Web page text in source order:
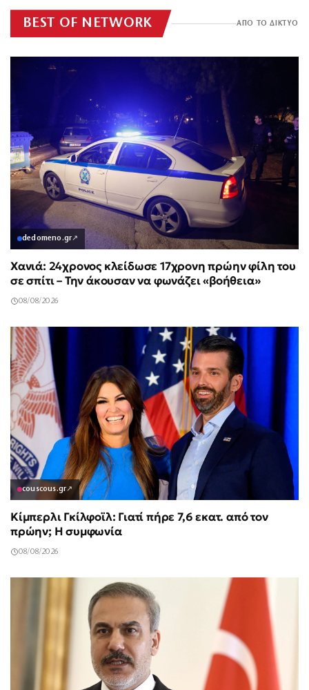
BEST OF NETWORK ΑΠΟ ΤΟ ΔΙΚΤΥΟ
dedomeno.gr↗
Χανιά: 24χρονος κλείδωσε 17χρονη πρώην φίλη του
σε σπίτι – Την άκουσαν να φωνάζει «βοήθεια»
08/08/2026
couscous.gr↗
Κίμπερλι Γκίλφοϊλ: Γιατί πήρε 7,6 εκατ. από τον
πρώην; Η συμφωνία
08/08/2026